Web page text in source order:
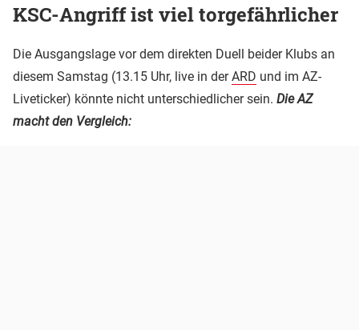
KSC-Angriff ist viel torgefährlicher
Die Ausgangslage vor dem direkten Duell beider Klubs an
diesem Samstag (13.15 Uhr, live in derARD und im AZ-
Liveticker) könnte nicht unterschiedlicher sein. Die AZ
macht den Vergleich: